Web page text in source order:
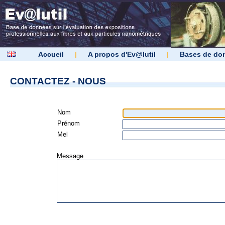
Accueil | A propos d'Ev@lutil | Bases de
CONTACTEZ - NOUS
Nom
Prénom
Mel
Message